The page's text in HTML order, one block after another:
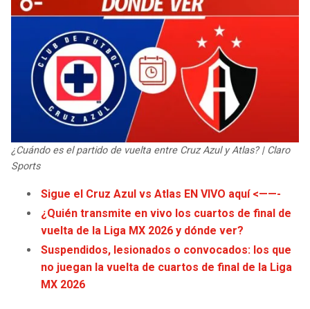
COLTS
JAGUARS
COWBOYS
GIANTS
EAGLES
COMMANDERS
MAGIC
WIZARDS
WARRIORS
CLIPPERS
LAKERS
SUNS
KINGS
¿Cuándo es el partido de vuelta entre Cruz Azul y Atlas? | Claro
Sports
Sigue el Cruz Azul vs Atlas EN VIVO aquí <——-
¿Quién transmite en vivo los cuartos de final de
vuelta de la Liga MX 2026 y dónde ver?
Suspendidos, lesionados o convocados: los que
no juegan la vuelta de cuartos de final de la Liga
MX 2026